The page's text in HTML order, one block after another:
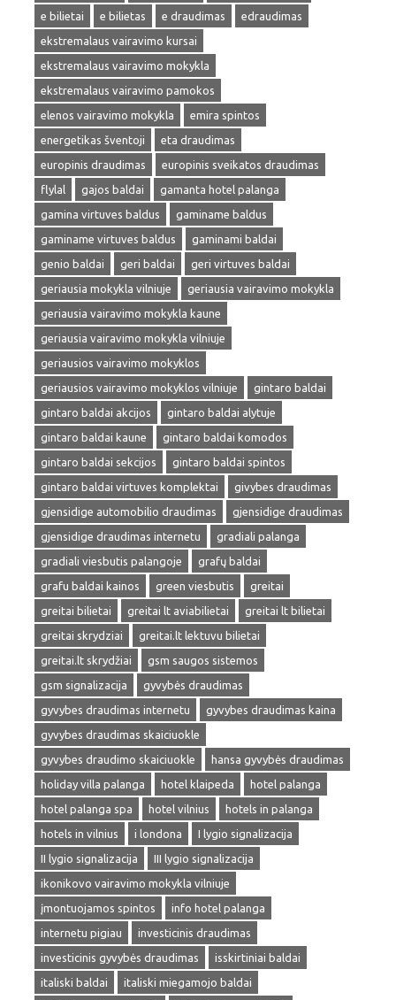
e bilietai
e bilietas e draudimas
edraudimas
ekstremalaus vairavimo kursai
ekstremalaus vairavimo mokykla
ekstremalaus vairavimo pamokos
elenos vairavimo mokykla
emira spintos
energetikas šventoji
eta draudimas
europinis draudimas
europinis sveikatos draudimas
flylal
gajos baldai
gamanta hotel palanga
gamina virtuves baldus
gaminame baldus
gaminame virtuves baldus
gaminami baldai
genio baldai
geri baldai
geri virtuves baldai
geriausia mokykla vilniuje
geriausia vairavimo mokykla
geriausia vairavimo mokykla kaune
geriausia vairavimo mokykla vilniuje
geriausios vairavimo mokyklos
geriausios vairavimo mokyklos vilniuje
gintaro baldai
gintaro baldai akcijos
gintaro baldai alytuje
gintaro baldai kaune
gintaro baldai komodos
gintaro baldai sekcijos
gintaro baldai spintos
gintaro baldai virtuves komplektai
givybes draudimas
gjensidige automobilio draudimas
gjensidige draudimas
gjensidige draudimas internetu
gradiali palanga
gradiali viesbutis palangoje
grafų baldai
grafu baldai kainos
green viesbutis
greitai
greitai bilietai
greitai lt aviabilietai
greitai lt bilietai
greitai skrydziai
greitai.lt lektuvu bilietai
greitai.lt skrydžiai
gsm saugos sistemos
gsm signalizacija
gyvybės draudimas
gyvybes draudimas internetu
gyvybes draudimas kaina
gyvybes draudimas skaiciuokle
gyvybes draudimo skaiciuokle
hansa gyvybės draudimas
holiday villa palanga
hotel klaipeda
hotel palanga
hotel palanga spa
hotel vilnius
hotels in palanga
hotels in vilnius
i londona
I lygio signalizacija
II lygio signalizacija
III lygio signalizacija
ikonikovo vairavimo mokykla vilniuje
įmontuojamos spintos
info hotel palanga
internetu pigiau
investicinis draudimas
investicinis gyvybės draudimas
isskirtiniai baldai
italiski baldai
italiski miegamojo baldai